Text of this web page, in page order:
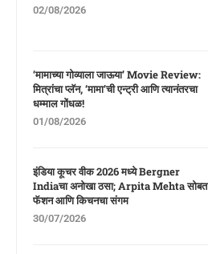
02/08/2026
‘मामाच्या गोव्याला जाऊया’ Movie Review:
मित्रांचा प्लॅन, ‘मामा’ची एन्ट्री आणि त्यानंतरचा
धम्माल गोंधळ!
01/08/2026
इंडिया कूचर वीक 2026 मध्ये Bergner
Indiaचा अनोखा ठसा; Arpita Mehta सोबत
फॅशन आणि किचनचा संगम
30/07/2026